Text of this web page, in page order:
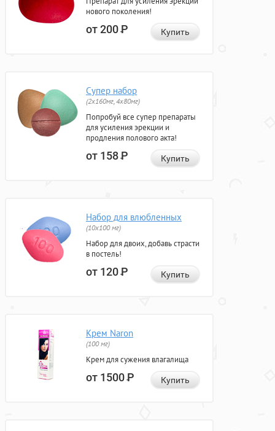
нового поколения!
от 200Р Купить
Супер набор
(2х160мг, 4х80мг)
Попробуй все супер препараты
для усиления эрекции и
продления полового акта!
от 158Р Купить
Набор для влюбленных
(10х100 мг)
Набор для двоих, добавь страсти
в постель!
от 120Р Купить
Крем Naron
(100 мг)
Крем для сужения влагалища
от 1500Р Купить